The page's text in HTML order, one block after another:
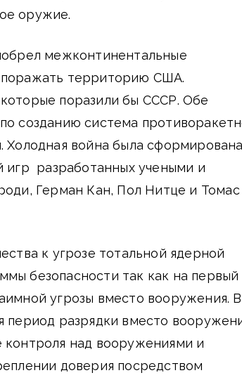
оружие.
межконтинентальные
поражать территорию США.
поразили бы СССР. Обе
созданию система
война была сформирована
игр разработанных учеными и
Герман Кан, Пол Нитце и Томас
к угрозе тотальной ядерной
безопасности так как на первый
угрозы вместо вооружения. В
период разрядки вместо
контроля над вооружениями и
доверия посредством